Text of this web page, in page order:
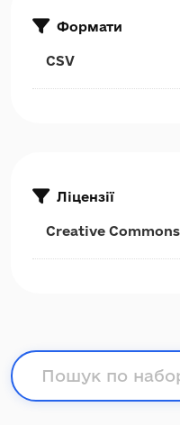
Формати
CSV
Ліцензії
Creative